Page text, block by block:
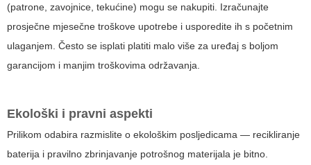
(patrone, zavojnice, tekućine) mogu se nakupiti. Izračunajte
prosječne mjesečne troškove upotrebe i usporedite ih s početnim
ulaganjem. Često se isplati platiti malo više za uređaj s boljom
garancijom i manjim troškovima održavanja.
Ekološki i pravni aspekti
Prilikom odabira razmislite o ekološkim posljedicama — recikliranje
baterija i pravilno zbrinjavanje potrošnog materijala je bitno.